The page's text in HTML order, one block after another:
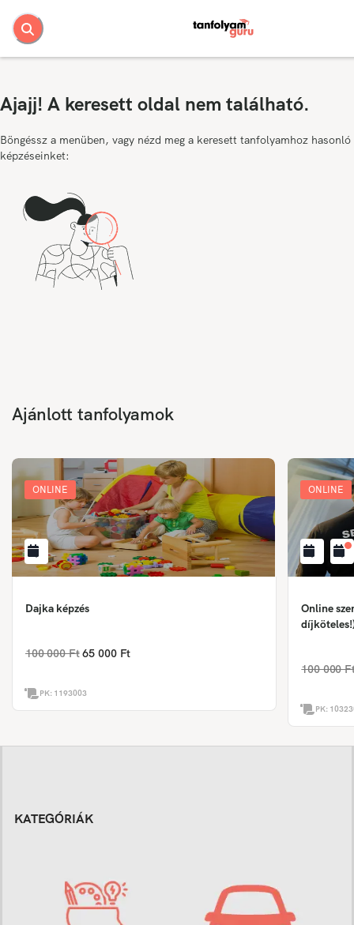
Ajajj! A keresett oldal nem található.
Böngéssz a menüben, vagy nézd meg a keresett tanfolyamhoz hasonló
képzéseinket:
Ajánlott tanfolyamok
ONLINE
Dajka képzés
100 000 Ft 65 000 Ft
PK: 1193003
ONLINE
Online
100 000
PK:
KATEGÓRIÁK